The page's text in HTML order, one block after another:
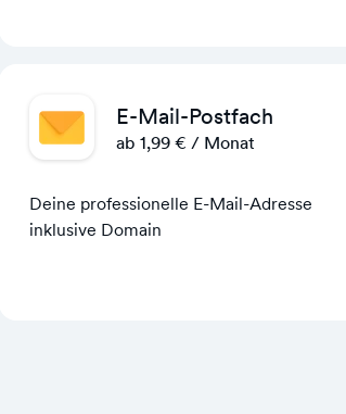
E-Mail-Postfach
ab 1,99 € / Monat
Deine professionelle E-Mail-Adresse
inklusive Domain